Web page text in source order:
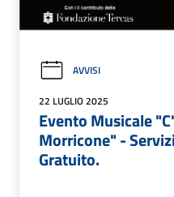
AVVISI
22 LUGLIO 2025
Evento Musicale
Morricone" -
Gratuito.